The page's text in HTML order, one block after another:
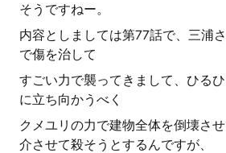
そうですねー。
内容としましては第77話で、三浦
で傷を治して
すごい力で襲ってきまして、ひる
に立ち向かうべく
クメユリの力で建物全体を倒壊さ
介させて殺そうとするんですが、